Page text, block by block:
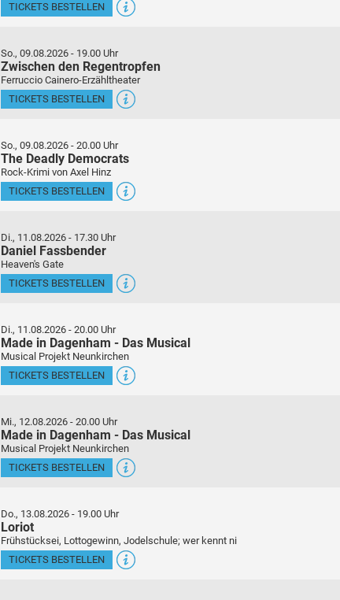
TICKETS BESTELLEN
So., 09.08.2026 - 19.00 Uhr
Zwischen den Regentropfen
Ferruccio Cainero-Erzähltheater
TICKETS BESTELLEN
So., 09.08.2026 - 20.00 Uhr
The Deadly Democrats
Rock-Krimi von Axel Hinz
TICKETS BESTELLEN
Di., 11.08.2026 - 17.30 Uhr
Daniel Fassbender
Heaven's Gate
TICKETS BESTELLEN
Di., 11.08.2026 - 20.00 Uhr
Made in Dagenham - Das Musical
Musical Projekt Neunkirchen
TICKETS BESTELLEN
Mi., 12.08.2026 - 20.00 Uhr
Made in Dagenham - Das Musical
Musical Projekt Neunkirchen
TICKETS BESTELLEN
Do., 13.08.2026 - 19.00 Uhr
Loriot
Frühstücksei, Lottogewinn, Jodelschule; wer kennt ni
TICKETS BESTELLEN